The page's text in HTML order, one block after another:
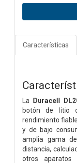
Características
La Duracell
botón de litio
rendimiento
y de bajo
amplia gama
distancia,
otros aparatos